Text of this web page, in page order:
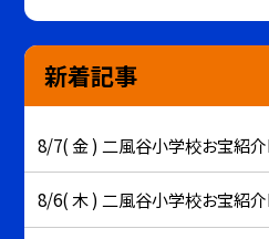
新着記事
8/7( 金 ) 二風谷小学校お宝紹介
8/6( 木 ) 二風谷小学校お宝紹介